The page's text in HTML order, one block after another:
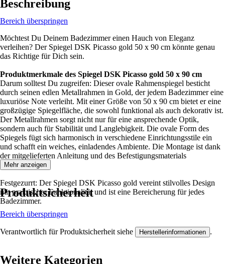
Beschreibung
Bereich überspringen
Möchtest Du Deinem Badezimmer einen Hauch von Eleganz
verleihen? Der Spiegel DSK Picasso gold 50 x 90 cm könnte genau
das Richtige für Dich sein.
Produktmerkmale des Spiegel DSK Picasso gold 50 x 90 cm
Darum solltest Du zugreifen: Dieser ovale Rahmenspiegel besticht
durch seinen edlen Metallrahmen in Gold, der jedem Badezimmer eine
luxuriöse Note verleiht. Mit einer Größe von 50 x 90 cm bietet er eine
großzügige Spiegelfläche, die sowohl funktional als auch dekorativ ist.
Der Metallrahmen sorgt nicht nur für eine ansprechende Optik,
sondern auch für Stabilität und Langlebigkeit. Die ovale Form des
Spiegels fügt sich harmonisch in verschiedene Einrichtungsstile ein
und schafft ein weiches, einladendes Ambiente. Die Montage ist dank
der mitgelieferten Anleitung und des Befestigungsmaterials
unkompliziert.
Festgezurrt: Der Spiegel DSK Picasso gold vereint stilvolles Design
mit praktischer Funktionalität und ist eine Bereicherung für jedes
Badezimmer.
Mehr anzeigen
Produktsicherheit
Bereich überspringen
Verantwortlich für Produktsicherheit siehe Herstellerinformationen .
Weitere Kategorien